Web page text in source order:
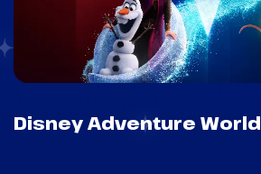
Disney Adventure World